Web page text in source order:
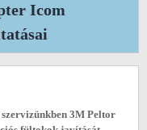
Icom
szervizünkben 3M Peltor